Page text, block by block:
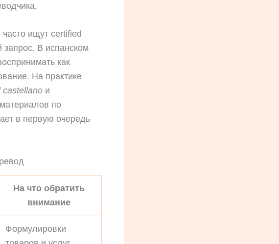
ищут certified
запрос. В испанском
как
На практике
castellano и
по
в первую очередь
На что обратить
внимание
Формулировки